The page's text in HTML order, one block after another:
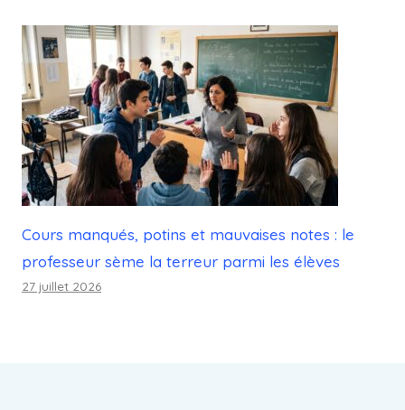
Cours manqués, potins et mauvaises notes : le
professeur sème la terreur parmi les élèves
27 juillet 2026